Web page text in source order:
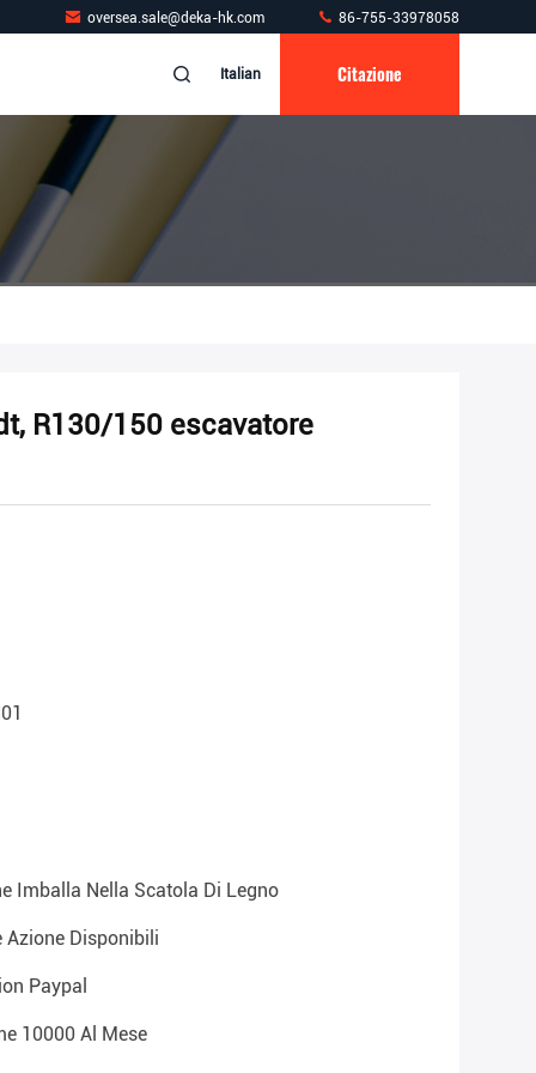
oversea.sale@deka-hk.com 86-755-33978058
Italian Citazione
R130/150 escavatore
Imballa Nella Scatola Di Legno
Azione Disponibili
Paypal
10000 Al Mese